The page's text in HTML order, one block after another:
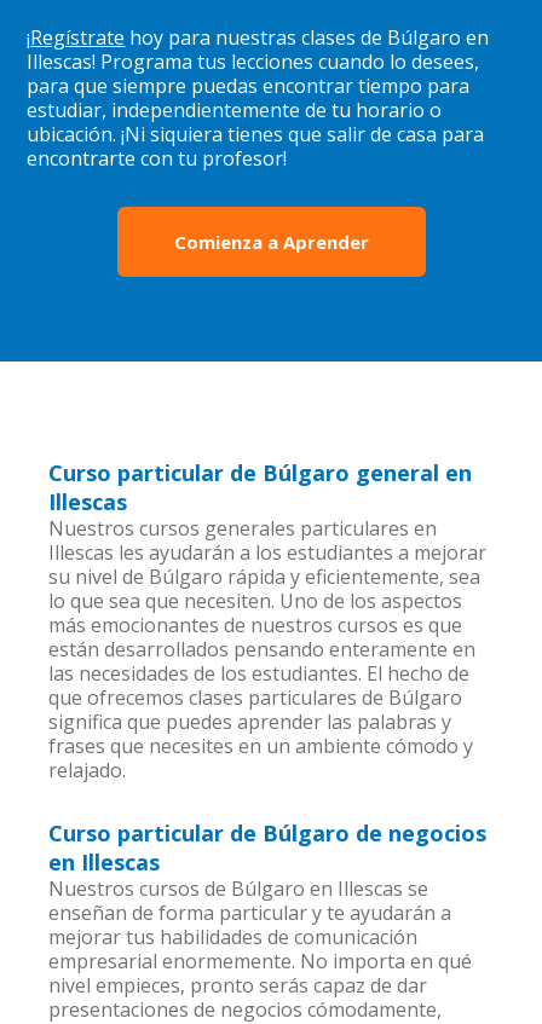
¡Regístrate hoy para nuestras clases de Búlgaro en
Illescas! Programa tus lecciones cuando lo desees,
para que siempre puedas encontrar tiempo para
estudiar, independientemente de tu horario o
ubicación. ¡Ni siquiera tienes que salir de casa para
encontrarte con tu profesor!
Comienza a Aprender
Curso particular de Búlgaro general en
Illescas
Nuestros cursos generales particulares en
Illescas les ayudarán a los estudiantes a mejorar
su nivel de Búlgaro rápida y eficientemente, sea
lo que sea que necesiten. Uno de los aspectos
más emocionantes de nuestros cursos es que
están desarrollados pensando enteramente en
las necesidades de los estudiantes. El hecho de
que ofrecemos clases particulares de Búlgaro
significa que puedes aprender las palabras y
frases que necesites en un ambiente cómodo y
relajado.
Curso particular de Búlgaro de negocios
en Illescas
Nuestros cursos de Búlgaro en Illescas se
enseñan de forma particular y te ayudarán a
mejorar tus habilidades de comunicación
empresarial enormemente. No importa en qué
nivel empieces, pronto serás capaz de dar
presentaciones de negocios cómodamente,